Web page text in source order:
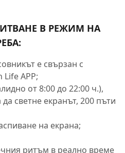
В РЕЖИМ НА
е свързан с
APP;
от 8:00 до 22:00 ч.),
да светне екранът, 200 пъти
на екрана;
ритъм в реално време